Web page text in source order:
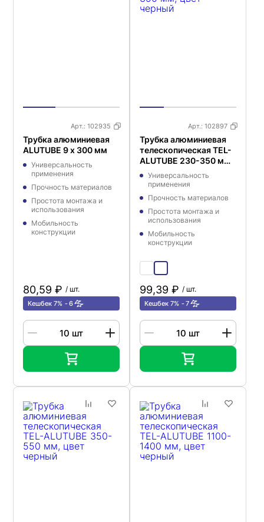
Арт.: 102935
Трубка алюминиевая
ALUTUBE 9 x 300 мм
Универсальность
применения
Прочность материалов
Простота монтажа и
использования
Мобильность
конструкции
80,59 ₽ / шт.
Кешбек 7% 6
Арт.: 102897
Трубка алюминиевая
телескопическая TEL-
ALUTUBE 230-350 мм,
цвет черный
Универсальность
применения
Прочность материалов
Простота монтажа и
использования
Мобильность
конструкции
99,39 ₽ / шт.
Кешбек 7% 7